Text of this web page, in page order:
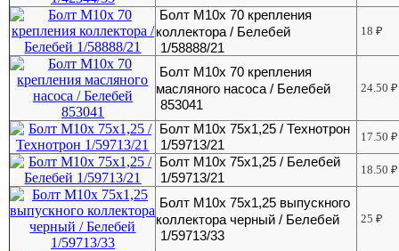
Болт М10х 70 крепления
коллектора / Белебей
1/58888/21
18₽
Болт М10х 70 крепления
масляного насоса / Белебей
853041
24.50₽
Болт М10х 75х1,25 / Технотрон
1/59713/21
17.50₽
Болт М10х 75х1,25 / Белебей
1/59713/21
18.50₽
Болт М10х 75х1,25 выпускного
коллектора черный / Белебей
1/59713/33
25₽